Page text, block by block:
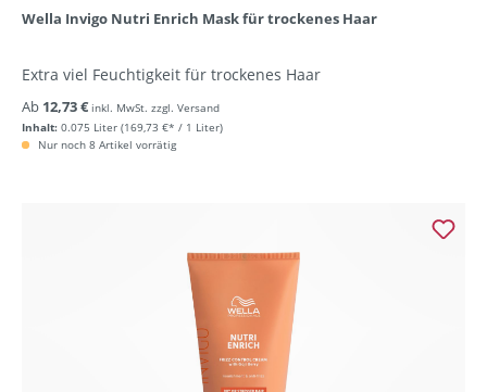
Wella Invigo Nutri Enrich Mask für trockenes Haar
Extra viel Feuchtigkeit für trockenes Haar
Inhalt: 0.075 Liter (169,73 €* / 1 Liter)
Ab 12,73 € inkl. MwSt. zzgl. Versand
Nur noch 8 Artikel vorrätig